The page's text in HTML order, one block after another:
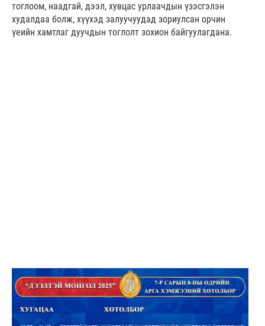
тоглоом, наадгай, дээл, хувцас урлаачдын үзэсгэлэн
худалдаа болж, хүүхэд залуучуудад зориулсан орчин
үеийн хамтлаг дуучдын тоглолт зохион байгуулагдана.